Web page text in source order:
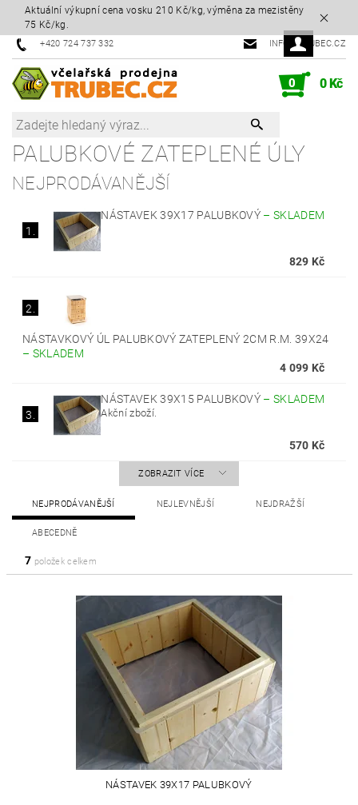
Aktuální výkupní cena vosku 210 Kč/kg, výměna za mezistěny
75 Kč/kg.
+420 724 737 332 INFO@TRUBEC.CZ
0 0 Kč
PALUBKOVÉ ZATEPLENÉ ÚLY
NEJPRODÁVANĚJŠÍ
1.
NÁSTAVEK 39X17 PALUBKOVÝ –SKLADEM
829 Kč
2.
NÁSTAVKOVÝ ÚL PALUBKOVÝ ZATEPLENÝ 2CM R.M. 39X24
– SKLADEM
4 099 Kč
3.
NÁSTAVEK 39X15 PALUBKOVÝ –SKLADEM
Akční zboží.
570 Kč
ZOBRAZIT VÍCE
NEJPRODÁVANĚJŠÍ NEJLEVNĚJŠÍ NEJDRAŽŠÍ
ABECEDNĚ
7 položek celkem
NÁSTAVEK 39X17 PALUBKOVÝ